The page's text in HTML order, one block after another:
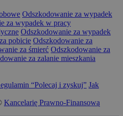
Odszkodowanie za wypadek
za wypadek w pracy
Odszkodowanie za wypadek
pobicie Odszkodowanie za
za śmierć Odszkodowanie za
za zalanie mieszkania
“Polecaj i zyskuj” Jak
Kancelarię Prawno-Finansową